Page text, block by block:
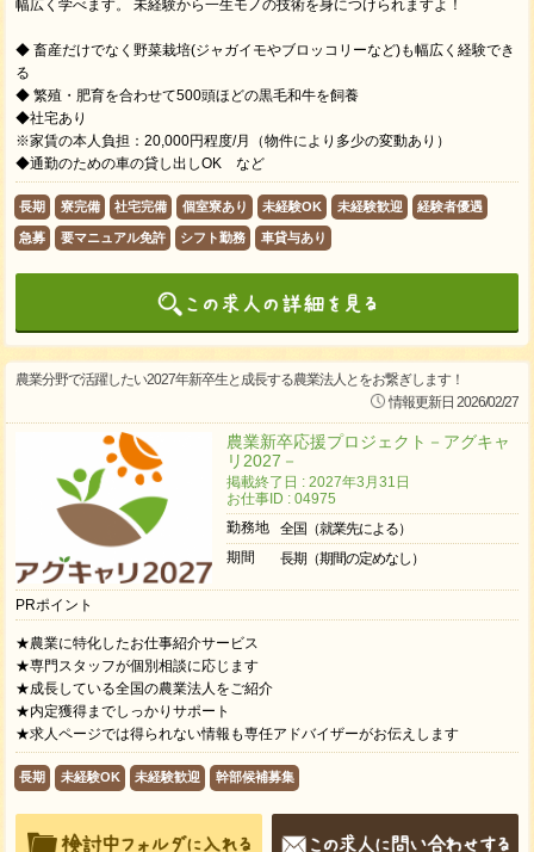
幅広く学べます。 未経験から一生モノの技術を身につけられますよ！
◆ 畜産だけでなく野菜栽培(ジャガイモやブロッコリーなど)も幅広く経験でき
る
◆ 繁殖・肥育を合わせて500頭ほどの黒毛和牛を飼養
◆社宅あり
※家賃の本人負担：20,000円程度/月（物件により多少の変動あり）
◆通勤のための車の貸し出しOK など
長期 寮完備 社宅完備 個室寮あり 未経験OK 未経験歓迎 経験者優遇
急募 要マニュアル免許 シフト勤務 車貸与あり
農業分野で活躍したい2027年新卒生と成長する農業法人とをお繋ぎします！
情報更新日 2026/02/27
農業新卒応援プロジェクト－アグキャ
リ2027－
掲載終了日 : 2027年3月31日
お仕事ID : 04975
勤務地
全国（就業先による）
期間
長期（期間の定めなし）
PRポイント
★農業に特化したお仕事紹介サービス
★専門スタッフが個別相談に応じます
★成長している全国の農業法人をご紹介
★内定獲得までしっかりサポート
★求人ページでは得られない情報も専任アドバイザーがお伝えします
長期 未経験OK 未経験歓迎 幹部候補募集